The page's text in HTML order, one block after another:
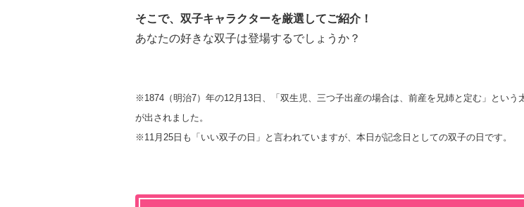
そこで、双子キャラクターを厳選してご紹介！
あなたの好きな双子は登場するでしょうか？
※1874（明治7）年の12月13日、「双生児、三つ子出産の場合は、前産を兄姉と定む」という
が出されました。
※11月25日も「いい双子の日 」と言われていますが、本日が記念日としての双子の日です。